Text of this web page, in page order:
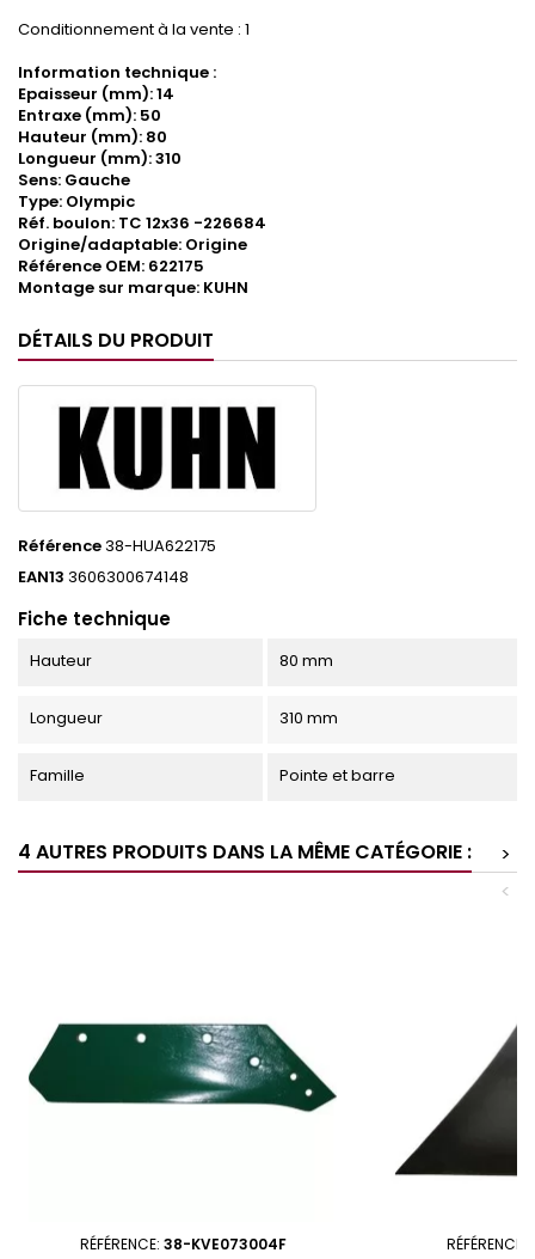
Conditionnement à la vente : 1
Information technique :
Epaisseur (mm): 14
Entraxe (mm): 50
Hauteur (mm): 80
Longueur (mm): 310
Sens: Gauche
Type: Olympic
Réf. boulon: TC 12x36 -226684
Origine/adaptable: Origine
Référence OEM: 622175
Montage sur marque: KUHN
DÉTAILS DU PRODUIT
Référence38-HUA622175
EAN13 3606300674148
Fiche technique
Hauteur 80 mm
Longueur 310 mm
Famille Pointe et barre
4 AUTRES PRODUITS DANS LA MÊME CATÉGORIE :
>
<
RÉFÉRENCE: 38-KVE073004F RÉFÉRENCE: